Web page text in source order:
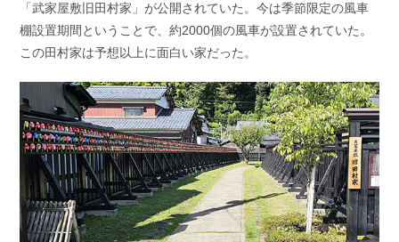
「武家屋敷旧田村家」が公開されていた。今は季節限定の風車
棚設置期間ということで、約2000個の風車が設置されていた。
この田村家は予想以上に面白い家だった。